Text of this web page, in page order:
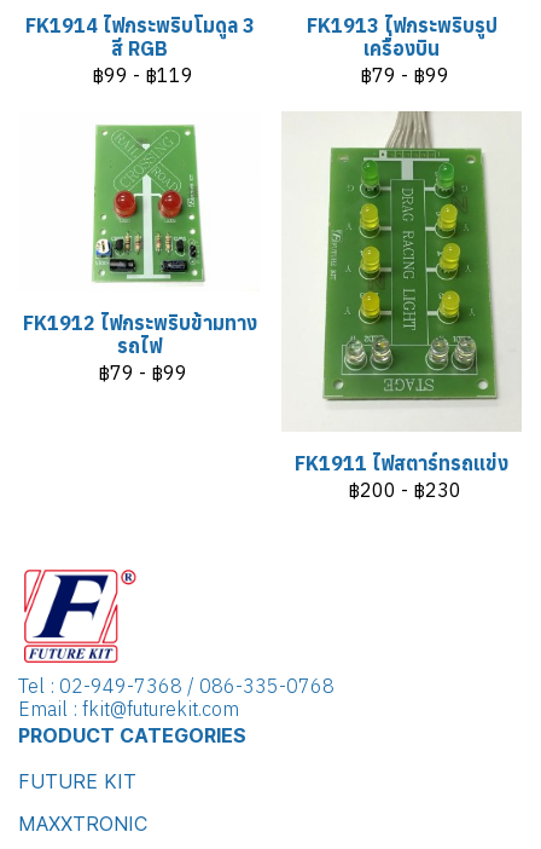
FK1914 ไฟกระพริบโมดูล 3
สี RGB
฿99 - ฿119
FK1913 ไฟกระพริบรูป
เครื่องบิน
฿79 - ฿99
FK1912 ไฟกระพริบข้ามทาง
รถไฟ
฿79 - ฿99
FK1911 ไฟสตาร์ทรถแข่ง
฿200 - ฿230
Tel : 02-949-7368 / 086-335-0768
Email : fkit@futurekit.com
PRODUCT CATEGORIES
FUTURE KIT
MAXXTRONIC